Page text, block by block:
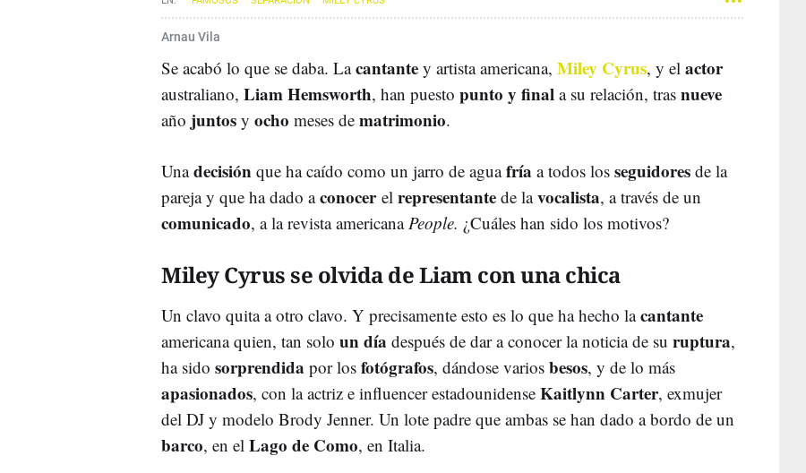
Arnau Vila
Se acabó lo que se daba. Lacantante y artista americana, Miley Cyrus, y el actor
australiano, Liam Hemsworth, han puesto punto y final a su relación, tras nueve
año juntos y ocho meses de matrimonio.
Unadecisión que ha caído como un jarro de aguafría a todos los seguidores de la
pareja y que ha dado aconocerel representante de lavocalista, a través de un
comunicado, a la revista americana People. ¿Cuáles han sido los motivos?
Miley Cyrus se olvida de Liam con una chica
Un clavo quita a otro clavo. Y precisamente esto es lo que ha hecho lacantante
americana quien, tan solo un día después de dar a conocer la noticia de su ruptura,
ha sido sorprendida por los fotógrafos, dándose varios besos, y de lo más
apasionados, con la actriz e influencer estadounidense Kaitlynn Carter, exmujer
del DJ y modelo Brody Jenner. Un lote padre que ambas se han dado a bordo de un
barco, en el Lago de Como, en Italia.